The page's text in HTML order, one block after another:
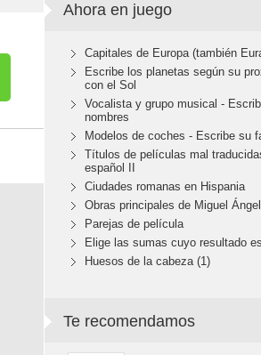
Ahora en juego
Capitales de Europa (también
Escribe los planetas según su
con el Sol
Vocalista y grupo musical -
nombres
Modelos de coches - Escribe su
Títulos de películas mal
español II
Ciudades romanas en Hispania
Obras principales de Miguel Ángel
Parejas de película
Elige las sumas cuyo resultado
Huesos de la cabeza (1)
Te recomendamos